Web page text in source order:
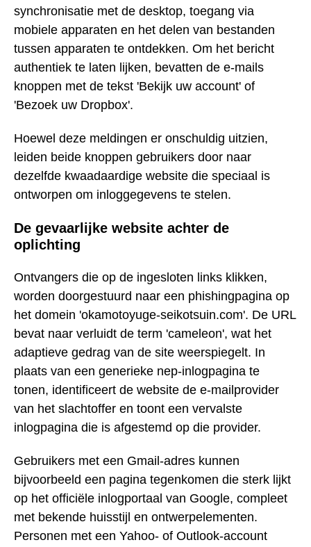
synchronisatie met de desktop, toegang via
mobiele apparaten en het delen van bestanden
tussen apparaten te ontdekken. Om het bericht
authentiek te laten lijken, bevatten de e-mails
knoppen met de tekst 'Bekijk uw account' of
'Bezoek uw Dropbox'.
Hoewel deze meldingen er onschuldig uitzien,
leiden beide knoppen gebruikers door naar
dezelfde kwaadaardige website die speciaal is
ontworpen om inloggegevens te stelen.
De gevaarlijke website achter de
oplichting
Ontvangers die op de ingesloten links klikken,
worden doorgestuurd naar een phishingpagina op
het domein 'okamotoyuge-seikotsuin.com'. De URL
bevat naar verluidt de term 'cameleon', wat het
adaptieve gedrag van de site weerspiegelt. In
plaats van een generieke nep-inlogpagina te
tonen, identificeert de website de e-mailprovider
van het slachtoffer en toont een vervalste
inlogpagina die is afgestemd op die provider.
Gebruikers met een Gmail-adres kunnen
bijvoorbeeld een pagina tegenkomen die sterk lijkt
op het officiële inlogportaal van Google, compleet
met bekende huisstijl en ontwerpelementen.
Personen met een Yahoo- of Outlook-account